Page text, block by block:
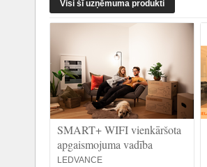
Visi šī uzņēmuma produkti
SMART+ WIFI vienkāršota
apgaismojuma vadība
LEDVANCE